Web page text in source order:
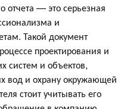
отчета — это серьезная
и
Такой документ
проектирования и
систем и объектов,
вод и охрану окружающей
стоит учитывать его